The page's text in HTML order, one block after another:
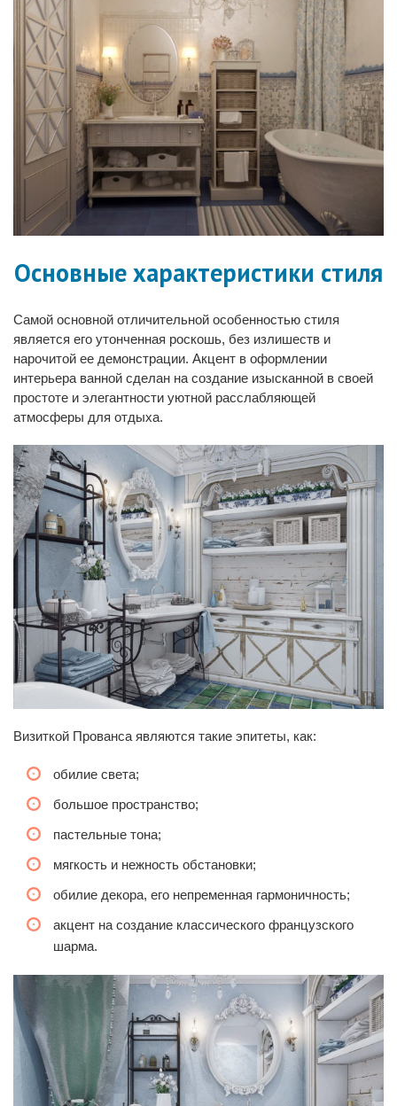
Основные характеристики стиля
Самой основной отличительной особенностью стиля
является его утонченная роскошь, без излишеств и
нарочитой ее демонстрации. Акцент в оформлении
интерьера ванной сделан на создание изысканной в своей
простоте и элегантности уютной расслабляющей
атмосферы для отдыха.
Визиткой Прованса являются такие эпитеты, как:
обилие света;
большое пространство;
пастельные тона;
мягкость и нежность обстановки;
обилие декора, его непременная гармоничность;
акцент на создание классического французского
шарма.